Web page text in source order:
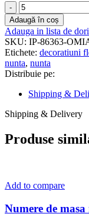
Cantitate
Numere
de
masa
nunta
-
NMP-
10
Adaugă în coș
Adauga in lista de
SKU: IP-86363-
Etichete: decoratiuni
nunta, nunta
Distribuie pe:
Shipping &
Shipping & Delivery
Produse
Add to compare
Numere de